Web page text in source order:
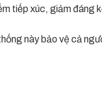
tiếp xúc, giảm đáng
này bảo vệ cả